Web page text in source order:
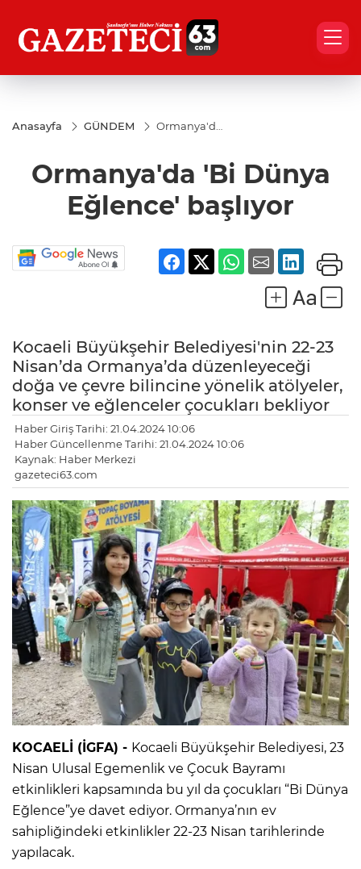
Anasayfa GÜNDEM
Ormanya'da
başlıyor
Ormanya'da 'Bi Dünya
Eğlence' başlıyor
Kocaeli Büyükşehir Belediyesi'nin 22-23
Nisan’da Ormanya’da düzenleyeceği
doğa ve çevre bilincine yönelik atölyeler,
konser ve eğlenceler çocukları bekliyor
Haber Giriş Tarihi: 21.04.2024 10:06
Haber Güncellenme Tarihi: 21.04.2024 10:06
Kaynak: Haber Merkezi
gazeteci63.com
KOCAELİ (İGFA) - Kocaeli Büyükşehir Belediyesi, 23
Nisan Ulusal Egemenlik ve Çocuk Bayramı
etkinlikleri kapsamında bu yıl da çocukları “Bi Dünya
Eğlence”ye davet ediyor. Ormanya’nın ev
sahipliğindeki etkinlikler 22-23 Nisan tarihlerinde
yapılacak.